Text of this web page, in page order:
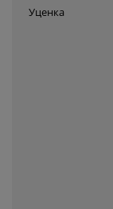
Уценка